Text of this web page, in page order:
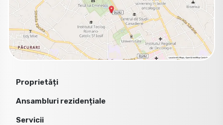
Proprietăți
Ansambluri rezidențiale
Servicii